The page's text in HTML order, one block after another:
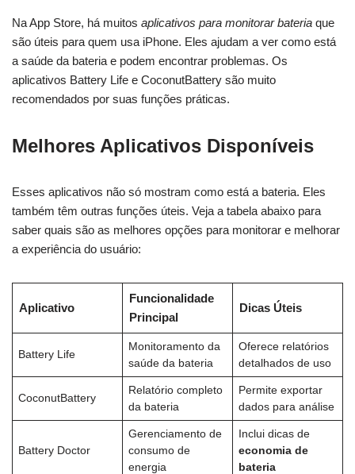
Na App Store, há muitos aplicativos para monitorar bateria que
são úteis para quem usa iPhone. Eles ajudam a ver como está
a saúde da bateria e podem encontrar problemas. Os
aplicativos Battery Life e CoconutBattery são muito
recomendados por suas funções práticas.
Melhores Aplicativos Disponíveis
Esses aplicativos não só mostram como está a bateria. Eles
também têm outras funções úteis. Veja a tabela abaixo para
saber quais são as melhores opções para monitorar e melhorar
a experiência do usuário:
Aplicativo
Funcionalidade
Principal
Dicas Úteis
Battery Life
Monitoramento da
saúde da bateria
Oferece relatórios
detalhados de uso
CoconutBattery
Relatório completo
da bateria
Permite exportar
dados para análise
Battery Doctor
Gerenciamento de
consumo de
energia
Inclui dicas de
economia de
bateria